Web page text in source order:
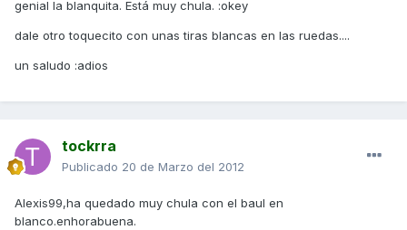
genial la blanquita. Está muy chula. :okey
dale otro toquecito con unas tiras blancas en las ruedas....
un saludo :adios
tockrra
Publicado 20 de Marzo del 2012
Alexis99,ha quedado muy chula con el baul en
blanco.enhorabuena.